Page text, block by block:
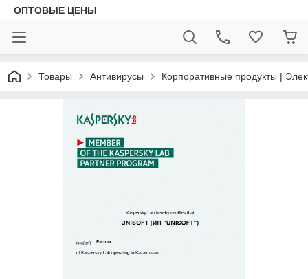
ОПТОВЫЕ ЦЕНЫ
Товары Антивирусы Корпоративные продукты |